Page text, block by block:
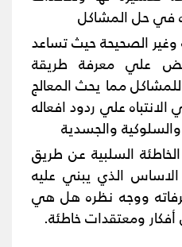
في حل المشاكل
وغير الصحيحة حيث تساعد
علي معرفة طريقة
مما يحث المعالج
علي ردود افعاله
والسلوكية والجسدية
السلبية عن طريق
الذي يبني عليه
ووجه نظره هل هي
ومعتقدات خاطئة.